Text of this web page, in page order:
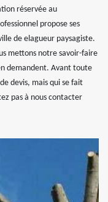
réservée au
propose ses
de elagueur paysagiste.
mettons notre savoir-faire
demandent. Avant toute
devis, mais qui se fait
pas à nous contacter